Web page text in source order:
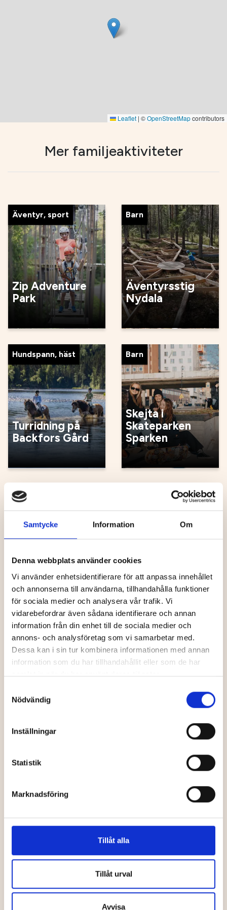
Samtycke Information Om
Denna webbplats använder cookies
Vi använder enhetsidentifierare för att anpassa innehållet
och annonserna till användarna, tillhandahålla funktioner
för sociala medier och analysera vår trafik. Vi
vidarebefordrar även sådana identifierare och annan
information från din enhet till de sociala medier och
annons- och analysföretag som vi samarbetar med.
Dessa kan i sin tur kombinera informationen med annan
information som du har tillhandahållit eller som de har
samlat in när du har använt deras tjänster.
Nödvändig
Inställningar
Statistik
Marknadsföring
Tillåt alla
Tillåt urval
Avvisa
Leaflet | ©OpenStreetMapcontributors
Mer familjeaktiviteter
Äventyr, sport
Zip Adventure
Park
Barn
Äventyrsstig
Nydala
Hundspann, häst
Turridning på
Backfors Gård
Barn
Skejta i
Skateparken
Sparken
Hundspann, häst
Turridning på
Grönåkers Farm
Umeå
Energicentrum
Äventyr, sport
Molinders
Cykla
SCA Arena -
Mickelbo Gård
Utställningar, konst
Västerbottens
museum